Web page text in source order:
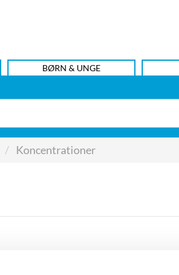
BØRN & UNGE
Koncentrationer